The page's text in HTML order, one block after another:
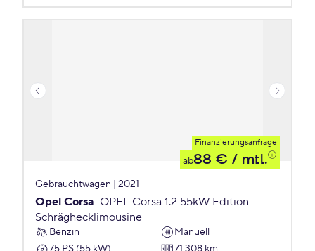
Finanzierungsanfrage
ab88 € / mtl.
Gebrauchtwagen | 2021
Opel Corsa OPEL Corsa 1.2 55kW Edition
Schräghecklimousine
Benzin
Manuell